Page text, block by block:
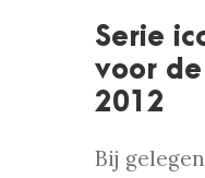
Serie
voor
2012
Bij